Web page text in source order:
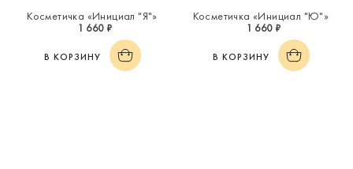
Косметичка «Инициал "Я"»
1 660 ₽
В КОРЗИНУ
Косметичка «Инициал "Ю"»
1 660 ₽
В КОРЗИНУ